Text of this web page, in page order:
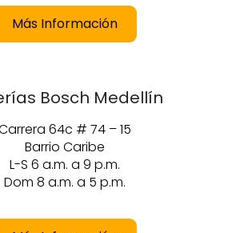
Más Información
Bosch Medellín
64c # 74 – 15
Barrio Caribe
L-S 6 a.m. a 9 p.m.
Dom 8 a.m. a 5 p.m.